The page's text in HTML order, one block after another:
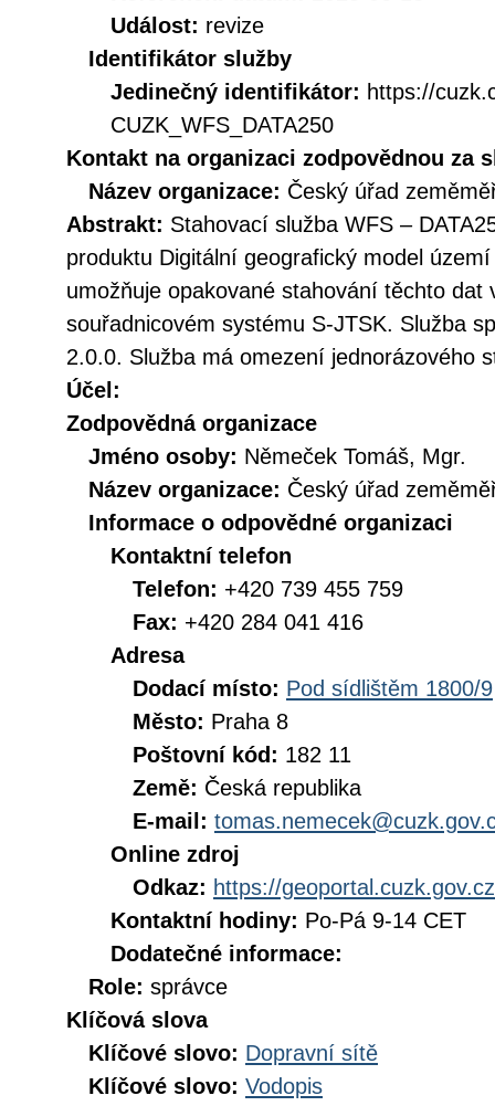
Událost: revize
Identifikátor služby
Jedinečný identifikátor: https://
CUZK_WFS_DATA250
Kontakt na organizaci zodpovědnou za
Název organizace: Český úřad
Abstrakt: Stahovací služba WFS –
produktu Digitální geografický model
umožňuje opakované stahování těchto dat
souřadnicovém systému S-JTSK. Služba
2.0.0. Služba má omezení jednorázového
Účel:
Zodpovědná organizace
Jméno osoby: Němeček Tomáš, Mgr.
Název organizace: Český úřad
Informace o odpovědné organizaci
Kontaktní telefon
Telefon: +420 739 455 759
Fax: +420 284 041 416
Adresa
Dodací místo: Pod sídlištěm 1800/9
Město: Praha 8
Poštovní kód: 182 11
Země: Česká republika
E-mail:
Online zdroj
Odkaz: https://geoportal.cuzk.gov.cz
Kontaktní hodiny: Po-Pá 9-14 CET
Dodatečné informace:
Role: správce
Klíčová slova
Klíčové slovo: Dopravní sítě
Klíčové slovo: Vodopis